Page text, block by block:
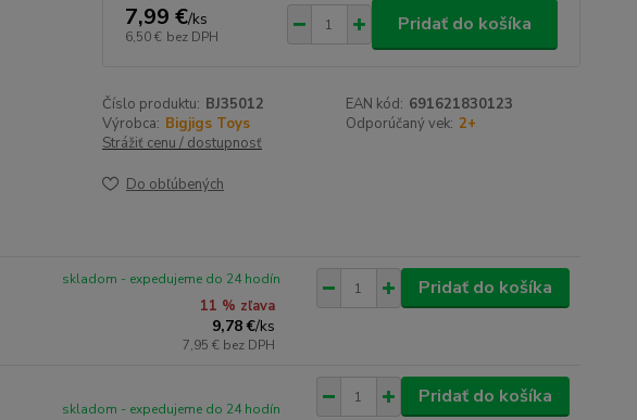
7,99 €/ks
6,50 € bez DPH
Pridať do košíka
Číslo produktu: BJ35012 EAN kód: 691621830123
Výrobca: Bigjigs Toys Odporúčaný vek: 2+
Strážiť cenu / dostupnosť
Do obľúbených
11 % zľava
9,78 €/ks
7,95 € bez DPH
skladom - expedujeme do 24 hodín Pridať do košíka
skladom - expedujeme do 24 hodín
Pridať do košíka